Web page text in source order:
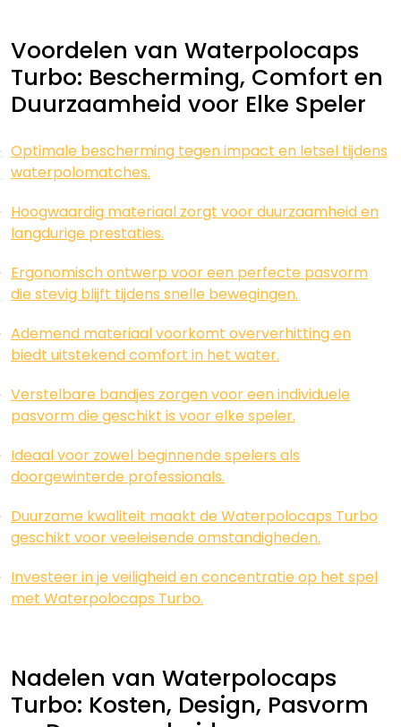
Voordelen van Waterpolocaps
Turbo: Bescherming, Comfort en
Duurzaamheid voor Elke Speler
Optimale bescherming tegen impact en letsel tijdens
waterpolomatches.
Hoogwaardig materiaal zorgt voor duurzaamheid en
langdurige prestaties.
Ergonomisch ontwerp voor een perfecte pasvorm
die stevig blijft tijdens snelle bewegingen.
Ademend materiaal voorkomt oververhitting en
biedt uitstekend comfort in het water.
Verstelbare bandjes zorgen voor een individuele
pasvorm die geschikt is voor elke speler.
Ideaal voor zowel beginnende spelers als
doorgewinterde professionals.
Duurzame kwaliteit maakt de Waterpolocaps Turbo
geschikt voor veeleisende omstandigheden.
Investeer in je veiligheid en concentratie op het spel
met Waterpolocaps Turbo.
Nadelen van Waterpolocaps
Turbo: Kosten, Design, Pasvorm